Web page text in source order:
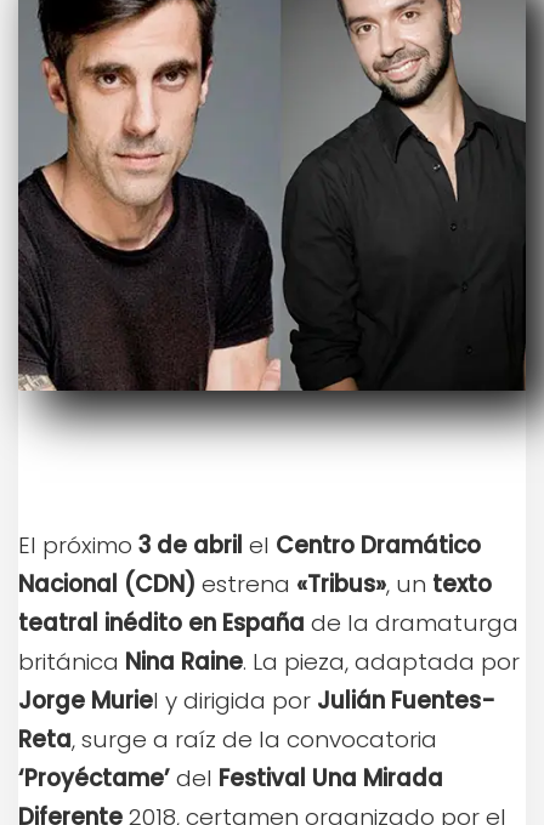
El próximo 3 de abril el Centro Dramático
Nacional (CDN) estrena «Tribus», un texto
teatral inédito en España de la dramaturga
británica Nina Raine. La pieza, adaptada por
Jorge Muriel y dirigida por Julián Fuentes-
Reta, surge a raíz de la convocatoria
‘Proyéctame’del Festival Una Mirada
Diferente2018, certamen organizado por el